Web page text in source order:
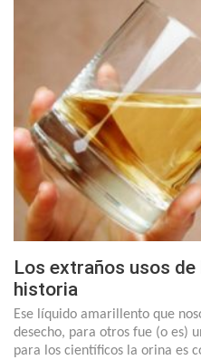
Los extraños usos
historia
Ese líquido amarillento que
desecho, para otros fue (o es)
para los científicos la orina es